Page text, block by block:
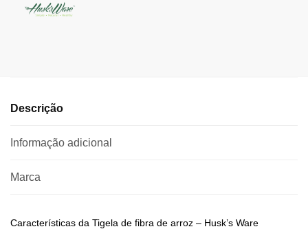
Descrição
Informação adicional
Marca
Características da Tigela de fibra de arroz – Husk’s Ware